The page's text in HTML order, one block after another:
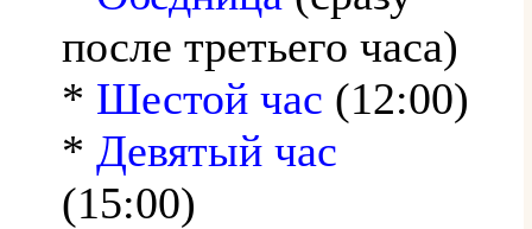
после третьего часа)
* Шестой час (12:00)
* Девятый час
(15:00)